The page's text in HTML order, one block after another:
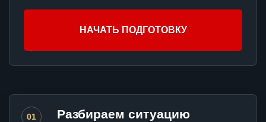
НАЧАТЬ ПОДГОТОВКУ
01 Разбираем ситуацию